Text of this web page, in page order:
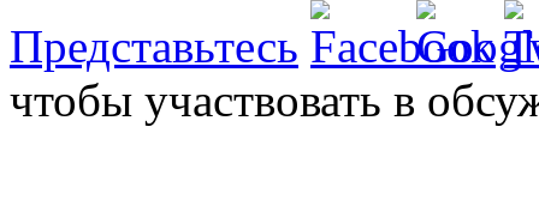
Представьтесь
чтобы участвовать в